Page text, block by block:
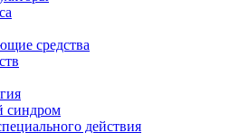
средства
синдром
действия